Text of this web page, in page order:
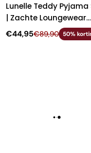
Lunelle Teddy Pyjama
| Zachte Loungewear
voor Dames
€44,95€89,90 50%